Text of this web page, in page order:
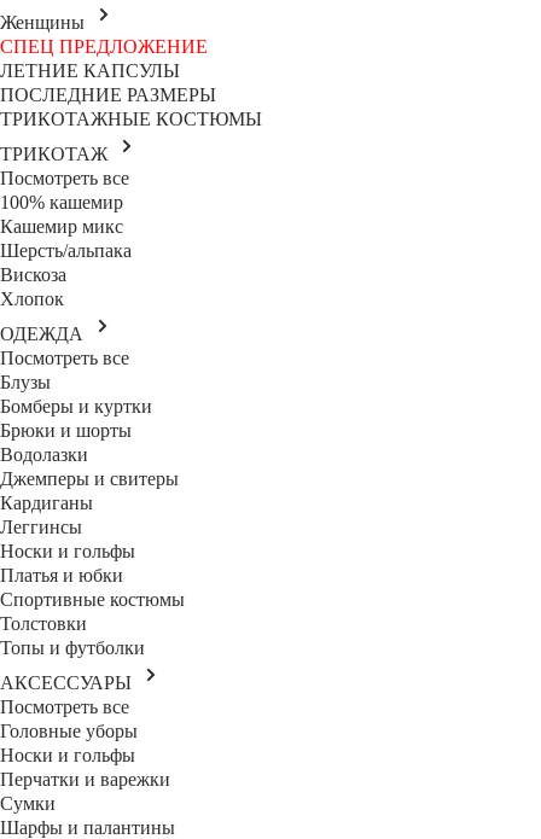
Женщины
СПЕЦ ПРЕДЛОЖЕНИЕ
ЛЕТНИЕ КАПСУЛЫ
ПОСЛЕДНИЕ РАЗМЕРЫ
ТРИКОТАЖНЫЕ КОСТЮМЫ
ТРИКОТАЖ
Посмотреть все
100% кашемир
Кашемир микс
Шерсть/альпака
Вискоза
Хлопок
ОДЕЖДА
Посмотреть все
Блузы
Бомберы и куртки
Брюки и шорты
Водолазки
Джемперы и свитеры
Кардиганы
Леггинсы
Носки и гольфы
Платья и юбки
Спортивные костюмы
Толстовки
Топы и футболки
АКСЕССУАРЫ
Посмотреть все
Головные уборы
Носки и гольфы
Перчатки и варежки
Сумки
Шарфы и палантины